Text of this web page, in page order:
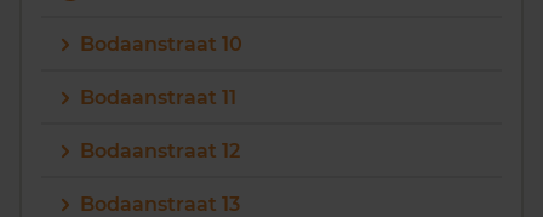
Bodaanstraat 10
Bodaanstraat 11
Bodaanstraat 12
Bodaanstraat 13